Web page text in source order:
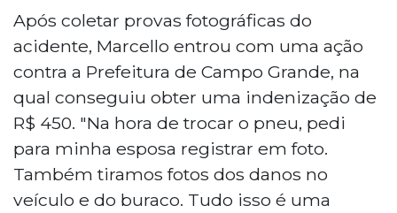
Após coletar provas fotográficas do
acidente, Marcello entrou com uma ação
contra a Prefeitura de Campo Grande, na
qual conseguiu obter uma indenização de
R$ 450. "Na hora de trocar o pneu, pedi
para minha esposa registrar em foto.
Também tiramos fotos dos danos no
veículo e do buraco. Tudo isso é uma